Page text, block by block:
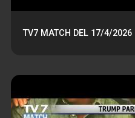
TV7 MATCH DEL 17/4/2026